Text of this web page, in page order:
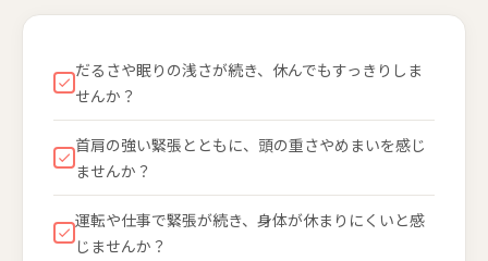
だるさや眠りの浅さが続き、休んでもすっきりしま
せんか？
首肩の強い緊張とともに、頭の重さやめまいを感じ
ませんか？
運転や仕事で緊張が続き、身体が休まりにくいと感
じませんか？